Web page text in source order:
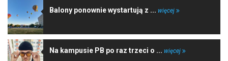
Balony ponownie wystartują z ... więcej
Na kampusie PB po raz trzeci o ... więcej